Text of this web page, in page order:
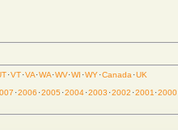
·VT·VA·WA·WV·WI ·WY·Canada ·UK
·2006 ·2005 ·2004·2003 ·2002 ·2001 ·2000